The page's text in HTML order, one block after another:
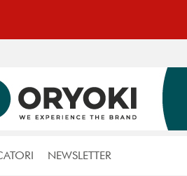
NEWSLETTER